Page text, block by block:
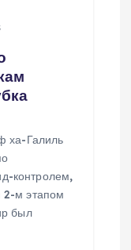
ха-Галиль
контролем,
2-м этапом
был